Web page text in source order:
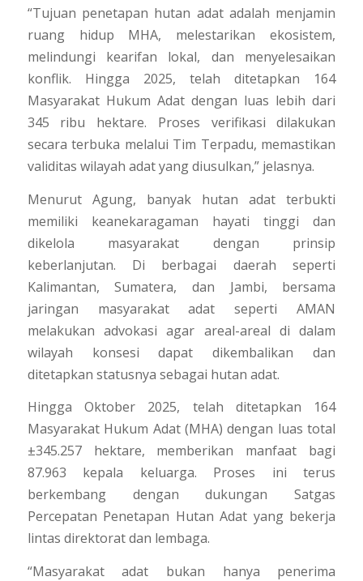
“Tujuan penetapan hutan adat adalah menjamin
ruang hidup MHA, melestarikan ekosistem,
melindungi kearifan lokal, dan menyelesaikan
konflik. Hingga 2025, telah ditetapkan 164
Masyarakat Hukum Adat dengan luas lebih dari
345 ribu hektare. Proses verifikasi dilakukan
secara terbuka melalui Tim Terpadu, memastikan
validitas wilayah adat yang diusulkan,” jelasnya.
Menurut Agung, banyak hutan adat terbukti
memiliki keanekaragaman hayati tinggi dan
dikelola masyarakat dengan prinsip
keberlanjutan. Di berbagai daerah seperti
Kalimantan, Sumatera, dan Jambi, bersama
jaringan masyarakat adat seperti AMAN
melakukan advokasi agar areal-areal di dalam
wilayah konsesi dapat dikembalikan dan
ditetapkan statusnya sebagai hutan adat.
Hingga Oktober 2025, telah ditetapkan 164
Masyarakat Hukum Adat (MHA) dengan luas total
±345.257 hektare, memberikan manfaat bagi
87.963 kepala keluarga. Proses ini terus
berkembang dengan dukungan Satgas
Percepatan Penetapan Hutan Adat yang bekerja
lintas direktorat dan lembaga.
“Masyarakat adat bukan hanya penerima